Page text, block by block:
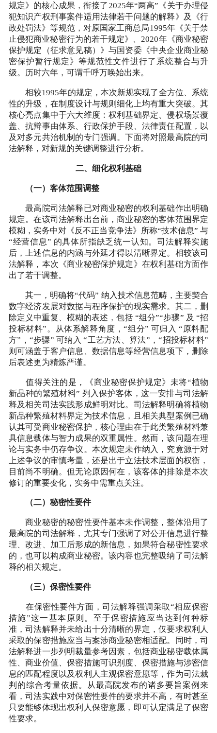
规定》的核心成果，衔接了2025年“两高”《关于办理侵
犯知识产权刑事案件适用法律若干问题的解释》及《行
政处罚法》等规范，对原国家工商总局1995年《关于禁
止侵犯商业秘密行为的若干规定》、2020年《商业秘密
保护规定（征求意见稿）》与国资委《中央企业商业秘
密保护暂行规定》等规范性文件进行了系统整合与升
级。历时六年，可谓千呼万唤始出来。
相较1995年的规定，本次新规实现了全方位、系统
性的升级，在制度设计与规则细化上均有重大突破。其
核心亮点集中于六大维度：权利基础界定、侵权场景覆
盖、抗辩事由体系、行政保护手段、法律责任配置，以
及对多元共治机制的专门强调。下面将对照最高院的司
法解释，对新规的关键调整进行分析。
二、细化权利基础
（一）客体范围调整
最高院司法解释已对商业秘密的权利基础作出明确
规定。在该司法解释出台前，商业秘密的客体范围界定
模糊，实务中对《反不正当竞争法》所称“技术信息” 与
“经营信息” 的具体所指缺乏统一认知。司法解释实施
后，上述信息的内涵与外延才得以清晰界定。相较该司
法解释，本次《商业秘密保护规定》在权利基础方面作
出了若干调整。
其一，明确将“代码” 纳入技术信息范畴，主要契合
数字经济发展对数据与程序保护的现实需求。其二，删
除定义中重复、模糊的表述，包括 “组分”“步骤” 及 “招
投标材料”。从体系解释角度，“组分” 可归入 “原料配
方”，“步骤” 可纳入 “工艺方法、算法”，“招投标材料”
则可涵盖于客户信息、数据信息等经营信息项下，删除
后表述更为精炼严谨。
值得关注的是，《商业秘密保护规定》未将“植物
新品种的繁殖材料” 列入保护客体，这一安排与司法解
释及相关司法实践形成鲜明对比。司法解释明确将植物
新品种繁殖材料界定为技术信息，且相关典型案例已确
认其可受商业秘密保护，核心理由在于此类繁殖材料兼
具信息载体与智力成果的双重属性。然而，该问题在理
论与实务中仍存争议。本次规定未作纳入，究竟源于对
上述争议的审慎考量，还是出于立法技术层面的权衡，
目前尚不明确。但无论原因何在，该客体的排除是本次
修订的重要变化，实务中需重点关注。
（二）秘密性要件
商业秘密的秘密性要件基本未作调整，整体沿用了
最高院的司法解释，尤其专门强调了对公开信息进行整
理、改进、加工后形成的新信息，如果符合秘密性要求
的，也可以构成商业秘密。该内容也完整吸纳了司法解
释的相关规定。
（三）保密性要件
在保密性要件方面，司法解释强调采取“相应保密
措施”这一基本原则。至于保密措施应当达到何种标
准，司法解释并未给出十分清晰的界定，仅要求权利人
采取的保密措施应当与案涉商业秘密相适配。同时，司
法解释进一步列明裁量参考因素，包括商业秘密载体属
性、商业价值、保密措施可识别度、保密措施与涉密信
息的匹配程度以及权利人主观保密意愿等，作为司法裁
判的综合考量依据。从最高院发布的诸多要旨案例来
看，司法实践中对保密性要件的要求并不高，有时甚至
只要能够体现出权利人保密意愿，即可认定满足了保密
性要求。